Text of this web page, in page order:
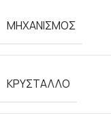
ΜΗΧΑΝΙΣΜΟΣ
ΚΡΥΣΤΑΛΛΟ